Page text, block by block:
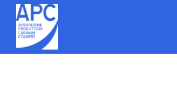
Salta
contenuto